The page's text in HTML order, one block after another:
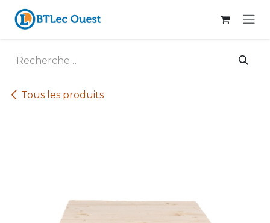
Se rendre au contenu
Tous les produits